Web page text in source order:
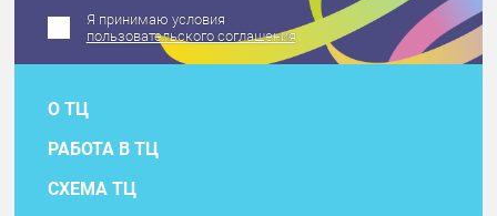
Я принимаю условия
пользовательского соглашения
О ТЦ
РАБОТА В ТЦ
СХЕМА ТЦ